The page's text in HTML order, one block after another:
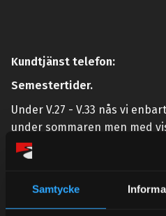
Samtycke
Kundtjänst telefon:
Semestertider.
Under V.27 - V.33 nås vi
under sommaren men med
det helt stängt.
Mån-Tors: 10:30-15:00
Lunchstängt 12:00-13:00